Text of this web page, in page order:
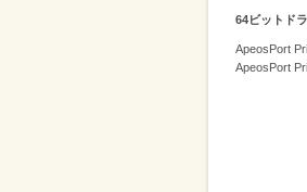
64ビットド
ApeosPort
ApeosPort